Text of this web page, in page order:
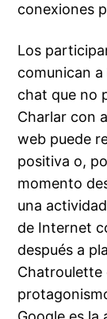
conexiones
Los
comunican
chat que no
Charlar con
web puede
positiva o,
momento
una
de Internet
después a
Chatroulette